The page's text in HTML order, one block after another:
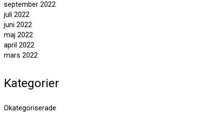
september 2022
juli 2022
juni 2022
maj 2022
april 2022
mars 2022
Kategorier
Okategoriserade